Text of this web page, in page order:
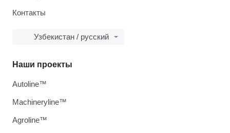
Контакты
Узбекистан / русский
Наши проекты
Autoline™
Machineryline™
Agroline™